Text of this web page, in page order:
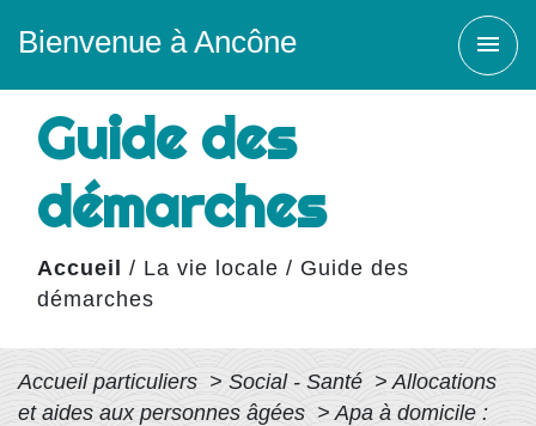
Bienvenue à Ancône menu
Guide des
démarches
Accueil / La vie locale / Guide des
démarches
Accueil particuliers > Social - Santé > Allocations
et aides aux personnes âgées > Apa à domicile :